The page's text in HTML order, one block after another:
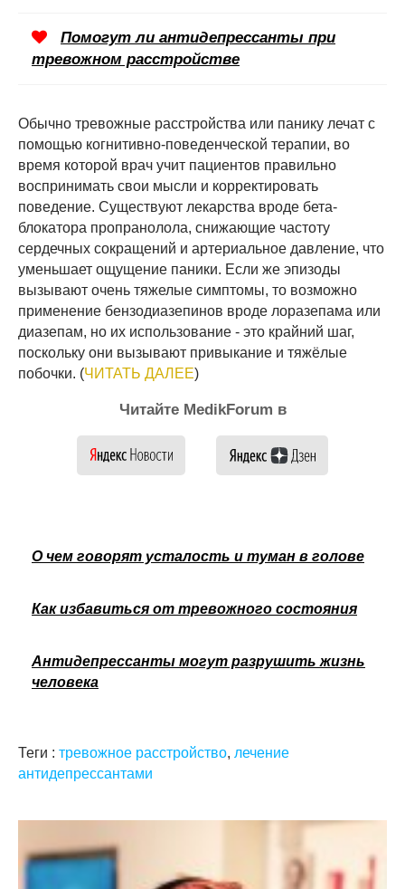
Помогут ли антидепрессанты при
тревожном расстройстве
Обычно тревожные расстройства или панику лечат с
помощью когнитивно-поведенческой терапии, во
время которой врач учит пациентов правильно
воспринимать свои мысли и корректировать
поведение. Существуют лекарства вроде бета-
блокатора пропранолола, снижающие частоту
сердечных сокращений и артериальное давление, что
уменьшает ощущение паники. Если же эпизоды
вызывают очень тяжелые симптомы, то возможно
применение бензодиазепинов вроде лоразепама или
диазепам, но их использование - это крайний шаг,
поскольку они вызывают привыкание и тяжёлые
побочки. (ЧИТАТЬ ДАЛЕЕ)
Читайте MedikForum в
О чем говорят усталость и туман в голове
Как избавиться от тревожного состояния
Антидепрессанты могут разрушить жизнь
человека
Теги : тревожное расстройство, лечение
антидепрессантами